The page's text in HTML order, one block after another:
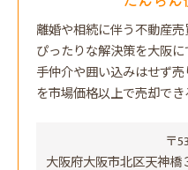
離婚や相続に伴う不動産
ぴったりな解決策を大阪
手仲介や囲い込みはせず
を市場価格以上で売却でき
〒
大阪府大阪市北区天神橋